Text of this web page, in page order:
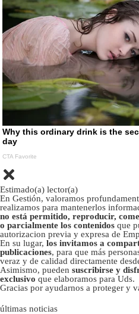
Estimado(a) lector(a)
En Gestión, valoramos
realizamos para mantenerlos
no está permitido, reproducir,
o parcialmente los contenidos que
autorizacion previa y expresa de
En su lugar, los invitamos a
publicaciones, para que más
veraz y de calidad directamente
Asimismo, pueden suscribirse y
exclusivo que elaboramos para Uds.
Gracias por ayudarnos a proteger y
últimas noticias